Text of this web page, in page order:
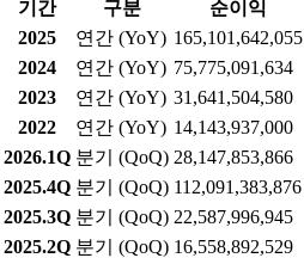
기간 구분 순이익
2025
연간 (YoY) 165,101,642,055
2024
연간 (YoY) 75,775,091,634
2023
연간 (YoY) 31,641,504,580
2022
연간 (YoY) 14,143,937,000
2026.1Q 분기 (QoQ) 28,147,853,866
2025.4Q 분기 (QoQ) 112,091,383,876
2025.3Q 분기 (QoQ) 22,587,996,945
2025.2Q 분기 (QoQ) 16,558,892,529